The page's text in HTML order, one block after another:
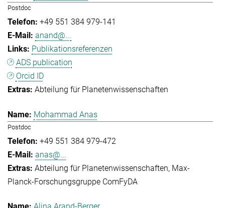
Postdoc
+49 551 384 979-141
anand@...
Publikationsreferenzen
ADS publication
Orcid ID
Abteilung für Planetenwissenschaften
Mohammad Anas
Postdoc
+49 551 384 979-472
anas@...
Abteilung für Planetenwissenschaften Max-
Planck-Forschungsgruppe ComFyDA